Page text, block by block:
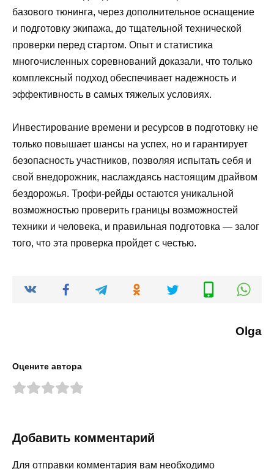
базового тюнинга, через дополнительное оснащение
и подготовку экипажа, до тщательной технической
проверки перед стартом. Опыт и статистика
многочисленных соревнований доказали, что только
комплексный подход обеспечивает надежность и
эффективность в самых тяжелых условиях.
Инвестирование времени и ресурсов в подготовку не
только повышает шансы на успех, но и гарантирует
безопасность участников, позволяя испытать себя и
свой внедорожник, наслаждаясь настоящим драйвом
бездорожья. Трофи-рейды остаются уникальной
возможностью проверить границы возможностей
техники и человека, и правильная подготовка — залог
того, что эта проверка пройдет с честью.
Olga
Оцените автора
Добавить комментарий
Для отправки комментария вам необходимо